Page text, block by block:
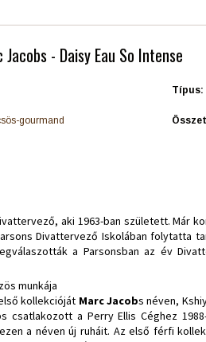
- Daisy Eau So Intense
Típus:
gourmand
aki 1963-ban született. Már
Divattervező Iskolában folytatta
a Parsonsban az év
munkája
kollekcióját Marc Jacobs néven,
csatlakozott a Perry Ellis Céghez
a néven új ruháit. Az első férfi